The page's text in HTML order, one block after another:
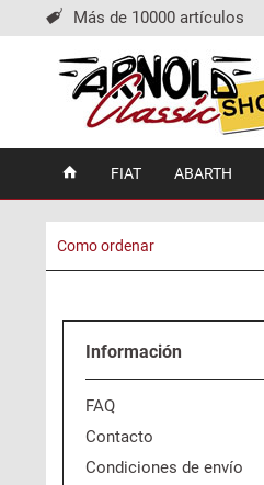
Más de 10000 artículos
FIAT ABARTH
Como ordenar
Información
FAQ
Contacto
Condiciones de envío